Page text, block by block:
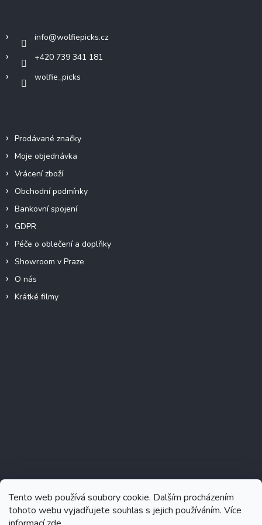
Tento web používá soubory cookie. Dalším procházením
tohoto webu vyjadřujete souhlas s jejich používáním. Více
info@wolfiepicks.cz
+420 739 341 181
wolfie_picks
Prodávané značky
Moje objednávka
Vrácení zboží
Obchodní podmínky
Bankovní spojení
GDPR
Péče o oblečení a doplňky
Showroom v Praze
O nás
Krátké filmy